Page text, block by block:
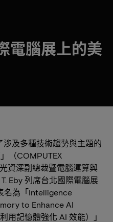
電腦展上的美
涉及多種技術趨勢與主題的
（COMPUTEX
資深副總裁暨電腦運算與
Eby 列席台北國際電腦展
名為「Intelligence
to Enhance AI
用記憶體強化 AI 效能）」